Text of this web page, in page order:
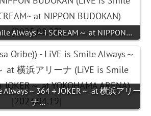
Always～i SCREAM～ at NIPPON…
Always～364＋JOKER～ at 横浜アリー
ナ…